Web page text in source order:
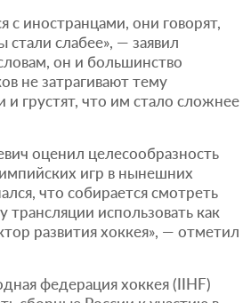
с иностранцами, они говорят,
стали слабее», — заявил
он и большинство
не затрагивают тему
и грустят, что им стало сложнее
оценил целесообразность
игр в нынешних
что собирается смотреть
трансляции использовать как
развития хоккея», — отметил
федерация хоккея (IIHF)